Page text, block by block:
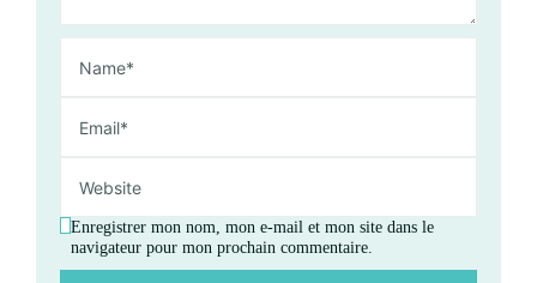
Enregistrer mon nom, mon e-mail et mon site dans le
navigateur pour mon prochain commentaire.